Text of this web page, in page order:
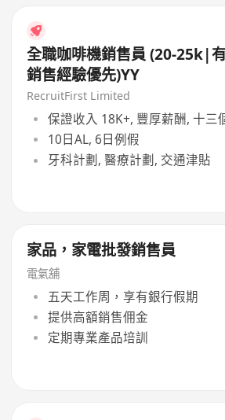
全職咖啡機銷售員 (20-25k|
銷售經驗優先)YY
RecruitFirst Limited
保證收入 18K+, 豐厚薪酬, 十三
10日AL, 6日例假
牙科計劃, 醫療計劃, 交通津貼
家品，家電批發銷售員
電氣舖
五天工作周，享有銀行假期
提供高額銷售佣金
定期專業產品培訓